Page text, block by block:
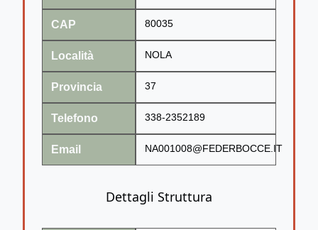
CAP 80035
Località NOLA
Provincia 37
Telefono 338-2352189
Email NA001008@FEDERBOCCE.IT
Dettagli Struttura